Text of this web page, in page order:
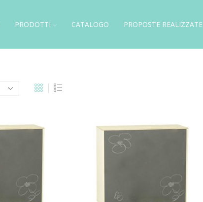
PRODOTTI CATALOGO PROPOSTE REALIZZATE